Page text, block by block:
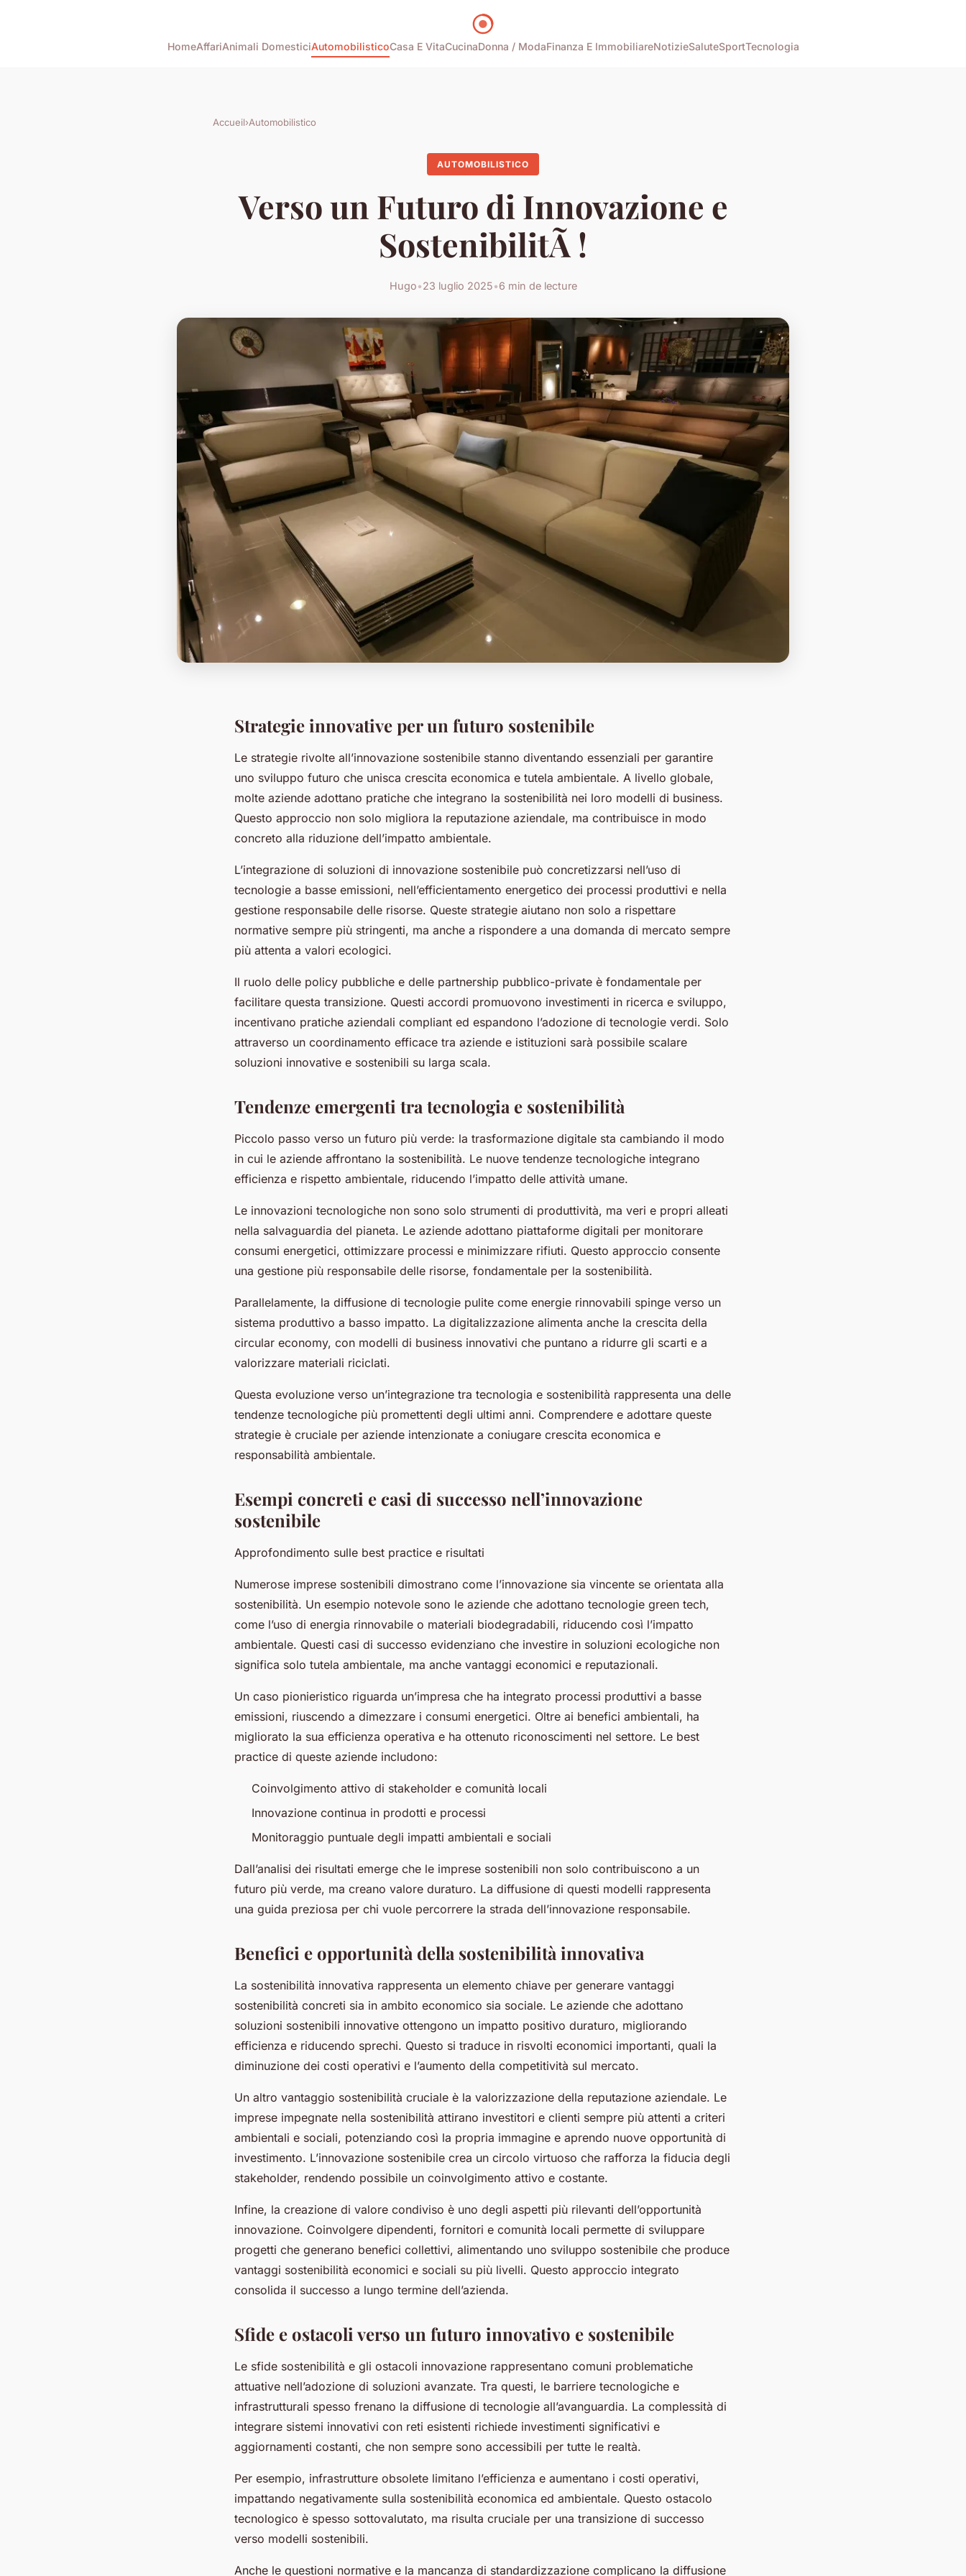
HomeAffariAnimali DomesticiAutomobilisticoCasa E VitaCucinaDonna / ModaFinanza E ImmobiliareNotizieSaluteSportTecnologia
Accueil›Automobilistico
AUTOMOBILISTICO
Verso un Futuro di Innovazione e
SostenibilitÃ !
Hugo•23 luglio 2025•6 min de lecture
Strategie innovative per un futuro sostenibile
Le strategie rivolte all’innovazione sostenibile stanno diventando essenziali per garantire
uno sviluppo futuro che unisca crescita economica e tutela ambientale. A livello globale,
molte aziende adottano pratiche che integrano la sostenibilità nei loro modelli di business.
Questo approccio non solo migliora la reputazione aziendale, ma contribuisce in modo
concreto alla riduzione dell’impatto ambientale.
L’integrazione di soluzioni di innovazione sostenibile può concretizzarsi nell’uso di
tecnologie a basse emissioni, nell’efficientamento energetico dei processi produttivi e nella
gestione responsabile delle risorse. Queste strategie aiutano non solo a rispettare
normative sempre più stringenti, ma anche a rispondere a una domanda di mercato sempre
più attenta a valori ecologici.
Il ruolo delle policy pubbliche e delle partnership pubblico-private è fondamentale per
facilitare questa transizione. Questi accordi promuovono investimenti in ricerca e sviluppo,
incentivano pratiche aziendali compliant ed espandono l’adozione di tecnologie verdi. Solo
attraverso un coordinamento efficace tra aziende e istituzioni sarà possibile scalare
soluzioni innovative e sostenibili su larga scala.
Tendenze emergenti tra tecnologia e sostenibilità
Piccolo passo verso un futuro più verde: la trasformazione digitale sta cambiando il modo
in cui le aziende affrontano la sostenibilità. Le nuove tendenze tecnologiche integrano
efficienza e rispetto ambientale, riducendo l’impatto delle attività umane.
Le innovazioni tecnologiche non sono solo strumenti di produttività, ma veri e propri alleati
nella salvaguardia del pianeta. Le aziende adottano piattaforme digitali per monitorare
consumi energetici, ottimizzare processi e minimizzare rifiuti. Questo approccio consente
una gestione più responsabile delle risorse, fondamentale per la sostenibilità.
Parallelamente, la diffusione di tecnologie pulite come energie rinnovabili spinge verso un
sistema produttivo a basso impatto. La digitalizzazione alimenta anche la crescita della
circular economy, con modelli di business innovativi che puntano a ridurre gli scarti e a
valorizzare materiali riciclati.
Questa evoluzione verso un’integrazione tra tecnologia e sostenibilità rappresenta una delle
tendenze tecnologiche più promettenti degli ultimi anni. Comprendere e adottare queste
strategie è cruciale per aziende intenzionate a coniugare crescita economica e
responsabilità ambientale.
Esempi concreti e casi di successo nell’innovazione
sostenibile
Approfondimento sulle best practice e risultati
Numerose imprese sostenibili dimostrano come l’innovazione sia vincente se orientata alla
sostenibilità. Un esempio notevole sono le aziende che adottano tecnologie green tech,
come l’uso di energia rinnovabile o materiali biodegradabili, riducendo così l’impatto
ambientale. Questi casi di successo evidenziano che investire in soluzioni ecologiche non
significa solo tutela ambientale, ma anche vantaggi economici e reputazionali.
Un caso pionieristico riguarda un’impresa che ha integrato processi produttivi a basse
emissioni, riuscendo a dimezzare i consumi energetici. Oltre ai benefici ambientali, ha
migliorato la sua efficienza operativa e ha ottenuto riconoscimenti nel settore. Le best
practice di queste aziende includono:
Coinvolgimento attivo di stakeholder e comunità locali
Innovazione continua in prodotti e processi
Monitoraggio puntuale degli impatti ambientali e sociali
Dall’analisi dei risultati emerge che le imprese sostenibili non solo contribuiscono a un
futuro più verde, ma creano valore duraturo. La diffusione di questi modelli rappresenta
una guida preziosa per chi vuole percorrere la strada dell’innovazione responsabile.
Benefici e opportunità della sostenibilità innovativa
La sostenibilità innovativa rappresenta un elemento chiave per generare vantaggi
sostenibilità concreti sia in ambito economico sia sociale. Le aziende che adottano
soluzioni sostenibili innovative ottengono un impatto positivo duraturo, migliorando
efficienza e riducendo sprechi. Questo si traduce in risvolti economici importanti, quali la
diminuzione dei costi operativi e l’aumento della competitività sul mercato.
Un altro vantaggio sostenibilità cruciale è la valorizzazione della reputazione aziendale. Le
imprese impegnate nella sostenibilità attirano investitori e clienti sempre più attenti a criteri
ambientali e sociali, potenziando così la propria immagine e aprendo nuove opportunità di
investimento. L’innovazione sostenibile crea un circolo virtuoso che rafforza la fiducia degli
stakeholder, rendendo possibile un coinvolgimento attivo e costante.
Infine, la creazione di valore condiviso è uno degli aspetti più rilevanti dell’opportunità
innovazione. Coinvolgere dipendenti, fornitori e comunità locali permette di sviluppare
progetti che generano benefici collettivi, alimentando uno sviluppo sostenibile che produce
vantaggi sostenibilità economici e sociali su più livelli. Questo approccio integrato
consolida il successo a lungo termine dell’azienda.
Sfide e ostacoli verso un futuro innovativo e sostenibile
Le sfide sostenibilità e gli ostacoli innovazione rappresentano comuni problematiche
attuative nell’adozione di soluzioni avanzate. Tra questi, le barriere tecnologiche e
infrastrutturali spesso frenano la diffusione di tecnologie all’avanguardia. La complessità di
integrare sistemi innovativi con reti esistenti richiede investimenti significativi e
aggiornamenti costanti, che non sempre sono accessibili per tutte le realtà.
Per esempio, infrastrutture obsolete limitano l’efficienza e aumentano i costi operativi,
impattando negativamente sulla sostenibilità economica ed ambientale. Questo ostacolo
tecnologico è spesso sottovalutato, ma risulta cruciale per una transizione di successo
verso modelli sostenibili.
Anche le questioni normative e la mancanza di standardizzazione complicano la diffusione